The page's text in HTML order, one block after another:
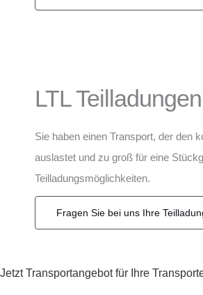
LTL
Sie haben einen Transport, der den
auslastet und zu groß für eine
Teilladungsmöglichkeiten.
Fragen Sie bei uns Ihre
Jetzt Transportangebot für Ihre